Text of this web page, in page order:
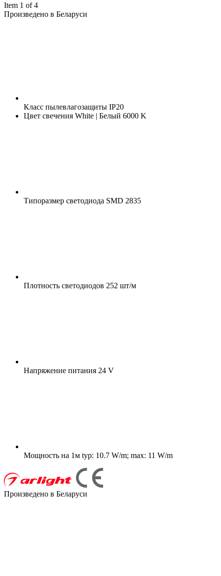
Item 1 of 4
Произведено в Беларуси
Класс пылевлагозащиты IP20
Цвет свечения White | Белый 6000 K
Типоразмер светодиода SMD 2835
Плотность светодиодов 252 шт/м
Напряжение питания 24 V
Мощность на 1м typ: 10.7 W/m; max: 11 W/m
Произведено в Беларуси